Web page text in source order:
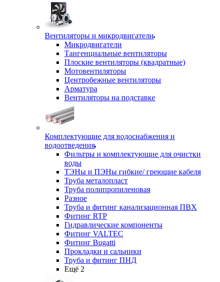
Вентиляторы и микродвигатели
Микродвигатели
Тангенциальные вентиляторы
Плоские вентиляторы (квадратные)
Мотовентиляторы
Центробежные вентиляторы
Арматура
Вентиляторы на подставке
Комплектующие для водоснабжения и
водоотведения
Фильтры и комплектующие для очистки
воды
ТЭНы и ПЭНы гибкие/ греющие кабеля
Труба металопласт
Труба полипропиленовая
Разное
Труба и фитинг канализационная ПВХ
Фитинг RTP
Гидравлические компоненты
Фитинг VALTEC
Фитинг Bugatti
Прокладки и сальники
Труба и фитинг ПНД
Ещё 2